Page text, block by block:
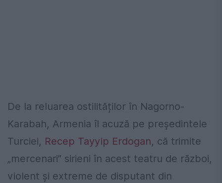
De la reluarea ostilităților în Nagorno-
Karabah, Armenia îl acuză pe președintele
Turciei, Recep Tayyip Erdogan, că trimite
„mercenari” sirieni în acest teatru de război,
violent și extreme de disputant din